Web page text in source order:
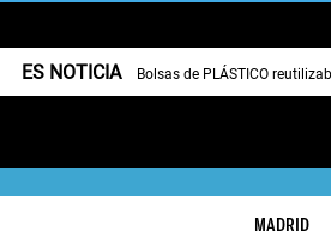
ES NOTICIA Bolsas de PLÁSTICO
MADRID